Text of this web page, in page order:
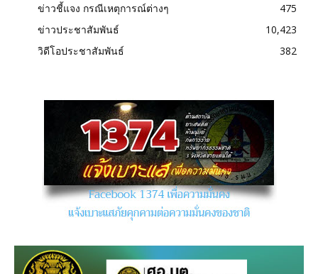
ข่าวชี้แจง กรณีเหตุการณ์ต่างๆ
475
ข่าวประชาสัมพันธ์
10,423
วิดีโอประชาสัมพันธ์
382